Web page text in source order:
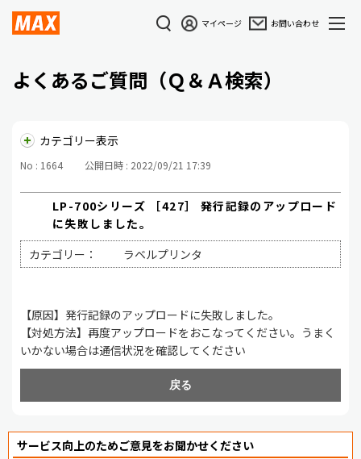
マイページ お問い合わせ
よくあるご質問（Ｑ＆Ａ検索）
カテゴリー表示
No : 1664 公開日時 : 2022/09/21 17:39
LP-700シリーズ ［427］ 発行記録のアップロード
に失敗しました。
カテゴリー：
ラベルプリンタ
【原因】発行記録のアップロードに失敗しました。
【対処方法】再度アップロードをおこなってください。うまく
いかない場合は通信状況を確認してください
戻る
サービス向上のためご意見をお聞かせください